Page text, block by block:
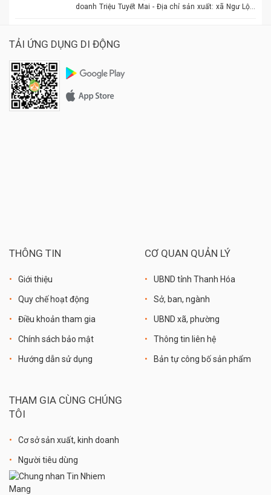
doanh Triệu Tuyết Mai - Địa chỉ sản xuất: xã Ngư Lộc,
Giá: 600.000 đồng - 1.500.000 đồng/tùy size
TẢI ỨNG DỤNG DI ĐỘNG
THÔNG TIN
Giới thiệu
Quy chế hoạt động
Điều khoản tham gia
Chính sách bảo mật
Hướng dẫn sử dụng
CƠ QUAN QUẢN LÝ
UBND tỉnh Thanh Hóa
Sở, ban, ngành
UBND xã, phường
Thông tin liên hệ
Bản tự công bố sản phẩm
THAM GIA CÙNG CHÚNG
TÔI
Cơ sở sản xuất, kinh doanh
Người tiêu dùng